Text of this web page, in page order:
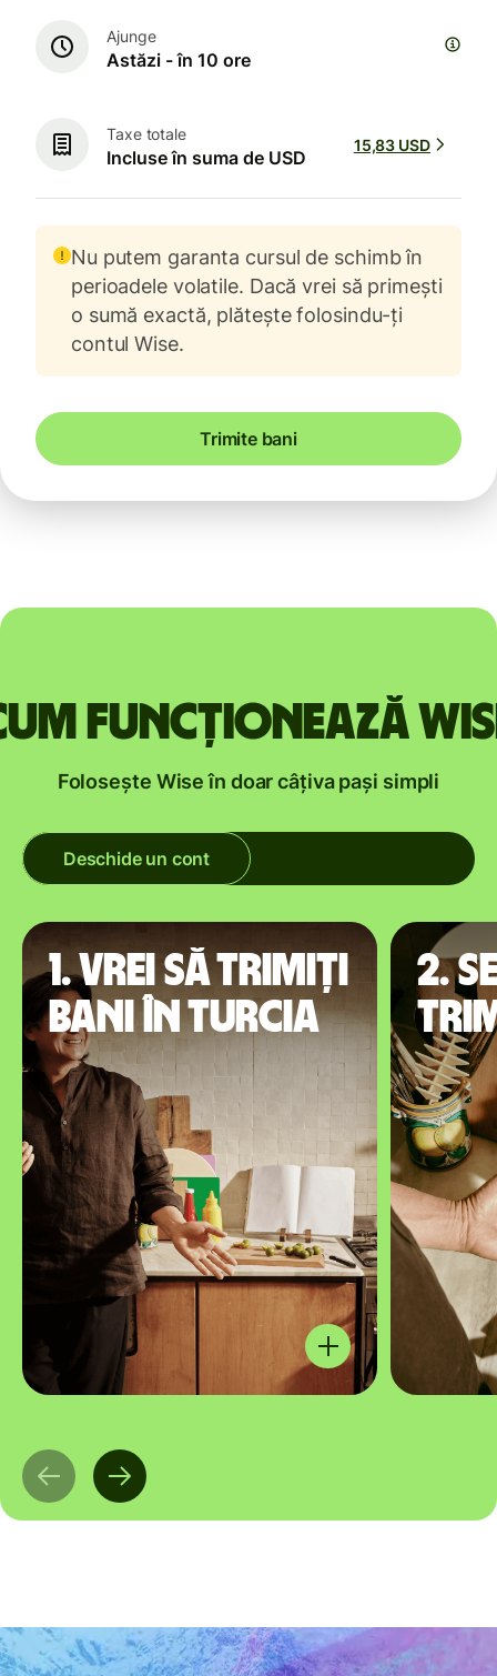
Ajunge
Astăzi - în 10 ore
Taxe totale
Incluse în suma de USD
15,83 USD
Nu putem garanta cursul de schimb în
perioadele volatile. Dacă vrei să primești
o sumă exactă, plătește folosindu-ți
contul Wise.
Trimite bani
funcționează
Folosește Wise în doar câțiva pași simpli
Deschide un cont
1. Vrei să trimiți
bani în Turcia
2.